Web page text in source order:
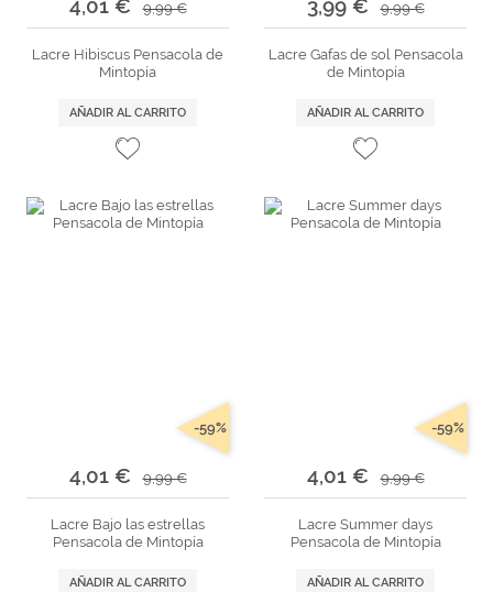
4,01 € 9,99 €
Lacre Hibiscus Pensacola de
Mintopía
AÑADIR AL CARRITO
3,99 € 9,99 €
Lacre Gafas de sol Pensacola
de Mintopía
AÑADIR AL CARRITO
4,01 € 9,99 €
-59%
Lacre Bajo las estrellas
Pensacola de Mintopía
AÑADIR AL CARRITO
4,01 € 9,99 €
-59%
Lacre Summer days
Pensacola de Mintopía
AÑADIR AL CARRITO